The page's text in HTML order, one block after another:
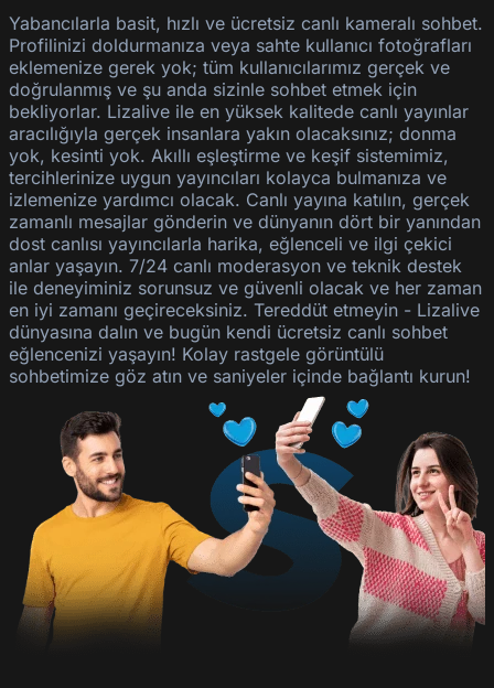
Yabancılarla basit, hızlı ve ücretsiz canlı kameralı sohbet.
Profilinizi doldurmanıza veya sahte kullanıcı fotoğrafları
eklemenize gerek yok; tüm kullanıcılarımız gerçek ve
doğrulanmış ve şu anda sizinle sohbet etmek için
bekliyorlar. Lizalive ile en yüksek kalitede canlı yayınlar
aracılığıyla gerçek insanlara yakın olacaksınız; donma
yok, kesinti yok. Akıllı eşleştirme ve keşif sistemimiz,
tercihlerinize uygun yayıncıları kolayca bulmanıza ve
izlemenize yardımcı olacak. Canlı yayına katılın, gerçek
zamanlı mesajlar gönderin ve dünyanın dört bir yanından
dost canlısı yayıncılarla harika, eğlenceli ve ilgi çekici
anlar yaşayın. 7/24 canlı moderasyon ve teknik destek
ile deneyiminiz sorunsuz ve güvenli olacak ve her zaman
en iyi zamanı geçireceksiniz. Tereddüt etmeyin - Lizalive
dünyasına dalın ve bugün kendi ücretsiz canlı sohbet
eğlencenizi yaşayın! Kolay rastgele görüntülü
sohbetimize göz atın ve saniyeler içinde bağlantı kurun!